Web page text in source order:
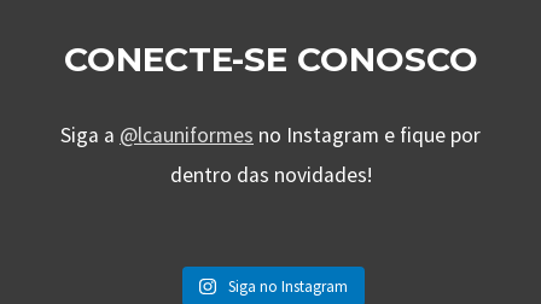
CONECTE-SE CONOSCO
Siga a @lcauniformes no Instagram e fique por
dentro das novidades!
Siga no Instagram